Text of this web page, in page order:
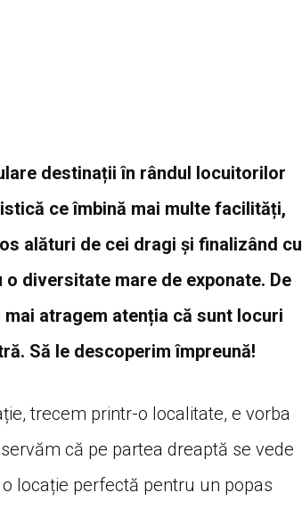
destinații în rândul locuitorilor
ce îmbină mai multe facilități,
alături de cei dragi și finalizând cu
diversitate mare de exponate. De
atragem atenția că sunt locuri
Să le descoperim împreună!
trecem printr-o localitate, e vorba
că pe partea dreaptă se vede
locație perfectă pentru un popas